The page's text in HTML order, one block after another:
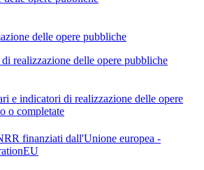
delle opere pubbliche
realizzazione delle opere pubbliche
e indicatori di realizzazione delle opere
o completate
finanziati dall'Unione europea -